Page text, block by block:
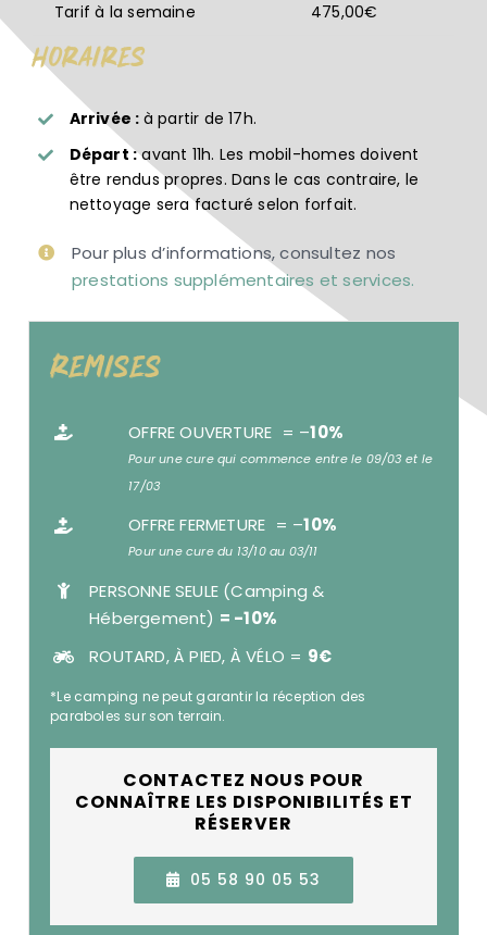
Tarif à la semaine 475,00€
Horaires
Arrivée : à partir de 17h.
Départ :avant 11h. Les mobil-homes doivent
être rendus propres. Dans le cas contraire, le
nettoyage sera facturé selon forfait.
Pour plus d’informations, consultez nos
prestations supplémentaires et services.
Remises
OFFRE OUVERTURE = –10%
Pour une cure qui commence entre le 09/03 et le
17/03
OFFRE FERMETURE = –10%
Pour une cure du 13/10 au 03/11
PERSONNE SEULE (Camping &
Hébergement) = -10%
ROUTARD, À PIED, À VÉLO = 9€
*Le camping ne peut garantir la réception des
paraboles sur son terrain.
CONTACTEZ NOUS POUR
CONNAÎTRE LES DISPONIBILITÉS ET
RÉSERVER
05 58 90 05 53